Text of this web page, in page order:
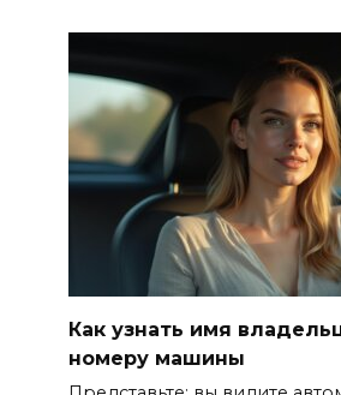
Как узнать имя
номеру машины